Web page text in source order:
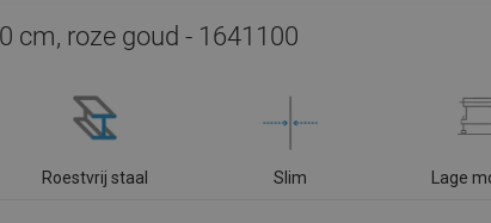
cm, roze goud - 1641100
Roestvrij staal Slim Lage